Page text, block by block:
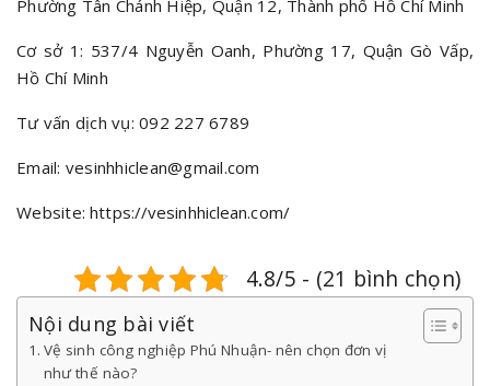
Phường Tân Chánh Hiệp, Quận 12, Thành phố Hồ Chí Minh
Cơ sở 1: 537/4 Nguyễn Oanh, Phường 17, Quận Gò Vấp,
Hồ Chí Minh
Tư vấn dịch vụ: 092 227 6789
Email: vesinhhiclean@gmail.com
Website:https://vesinhhiclean.com/
4.8/5 - (21 bình chọn)
Nội dung bài viết
Vệ sinh công nghiệp Phú Nhuận- nên chọn đơn vị
như thế nào?